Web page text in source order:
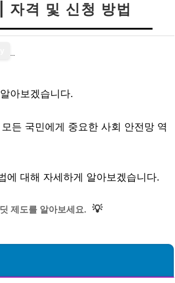
자격 및 신청 방법
아보겠습니다.
든 국민에게 중요한 사회 안전망 역
에 대해 자세하게 알아보겠습니다.
제도를 알아보세요. 💡